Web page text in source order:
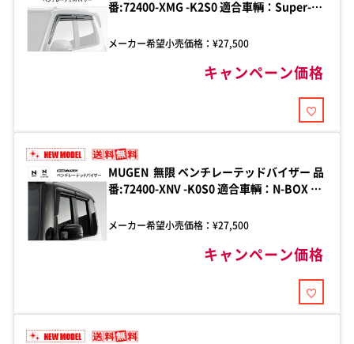
番:72400-XMG -K2S0 適合車輌：Super-
メーカー希望小売価格：¥27,500
キャンペーン価格
MUGEN 無限 ベンチレーテッドバイザー 品
番:72400-XNV -K0S0 適合車輌：N-BOX カ
820 / 2026年7月-JF6-150/JF6-220/JF6-
メーカー希望小売価格：¥27,500
キャンペーン価格